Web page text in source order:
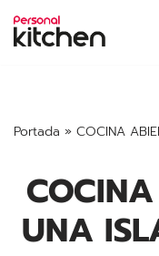
Saltar
Portada » COCINA
UNA